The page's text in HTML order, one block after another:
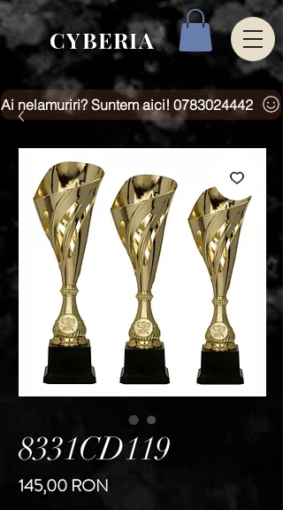
CYBERIA
Ai nelamuriri? Suntem aici! 0783024442
8331CD119
145,00 RON